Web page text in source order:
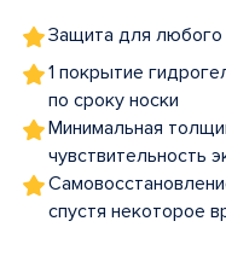
Защита для любого
1 покрытие
по сроку носки
Минимальная
чувствительность
спустя некоторое